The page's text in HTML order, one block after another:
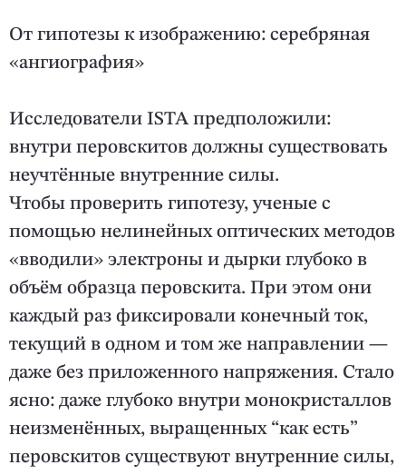
От гипотезы к изображению: серебряная
«ангиография»
Исследователи ISTA предположили:
внутри перовскитов должны существовать
неучтённые внутренние силы.
Чтобы проверить гипотезу, ученые с
помощью нелинейных оптических методов
«вводили» электроны и дырки глубоко в
объём образца перовскита. При этом они
каждый раз фиксировали конечный ток,
текущий в одном и том же направлении —
даже без приложенного напряжения. Стало
ясно: даже глубоко внутри монокристаллов
неизменённых, выращенных “как есть”
перовскитов существуют внутренние силы,